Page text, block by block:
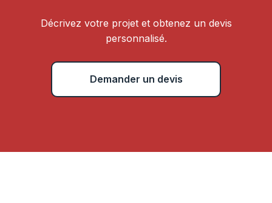
Décrivez votre projet et obtenez un devis
personnalisé.
Demander un devis